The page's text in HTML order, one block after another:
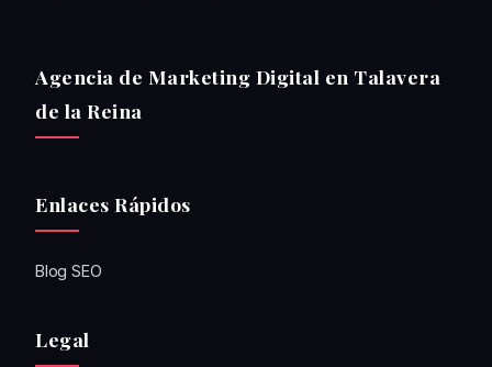
Agencia de Marketing Digital en Talavera
de la Reina
Enlaces Rápidos
Blog SEO
Legal